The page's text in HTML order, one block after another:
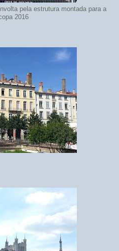
pela estrutura montada para a
2016